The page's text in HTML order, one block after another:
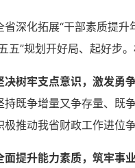
省深化拓展“干部素质提
五”规划开好局、起好步
决树牢支点意识，激发勇
持既争增量又争存量、既
极推动我省财政工作进位
面提升能力素质，筑牢事